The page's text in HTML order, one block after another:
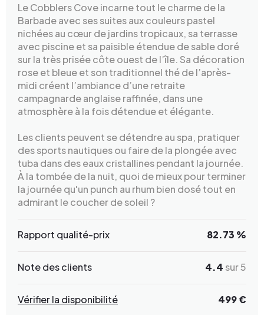
Le Cobblers Cove incarne tout le charme de la
Barbade avec ses suites aux couleurs pastel
nichées au cœur de jardins tropicaux, sa terrasse
avec piscine et sa paisible étendue de sable doré
sur la très prisée côte ouest de l’île. Sa décoration
rose et bleue et son traditionnel thé de l’après-
midi créent l’ambiance d’une retraite
campagnarde anglaise raffinée, dans une
atmosphère à la fois détendue et élégante.
Les clients peuvent se détendre au spa, pratiquer
des sports nautiques ou faire de la plongée avec
tuba dans des eaux cristallines pendant la journée.
À la tombée de la nuit, quoi de mieux pour terminer
la journée qu'un punch au rhum bien dosé tout en
admirant le coucher de soleil ?
Rapport qualité-prix 82.73 %
Note des clients 4.4 sur 5
Vérifier la disponibilité 499 €